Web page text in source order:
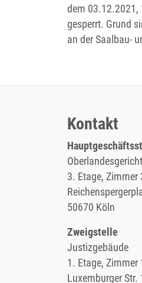
dem 03.12.2021,
gesperrt. Grund
an der Saalbau-
Kontakt
3. Etage, Zimmer
50670 Köln
Zweigstelle
Justizgebäude
1. Etage, Zimmer
Luxemburger Str.